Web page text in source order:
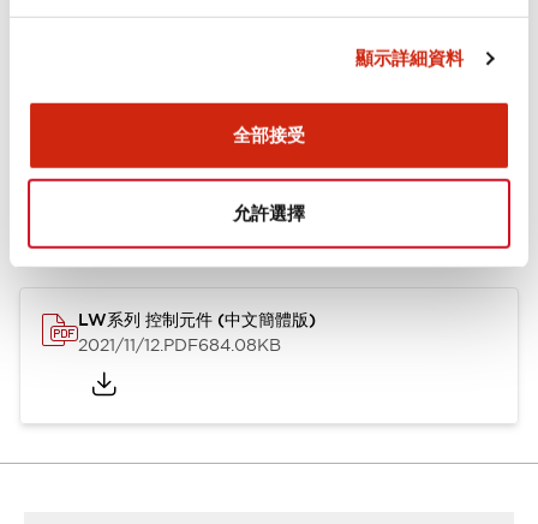
顯示詳細資料
全部接受
允許選擇
認證與標準
LW系列 控制元件 (中文簡體版)
2021/11/12.PDF684.08KB